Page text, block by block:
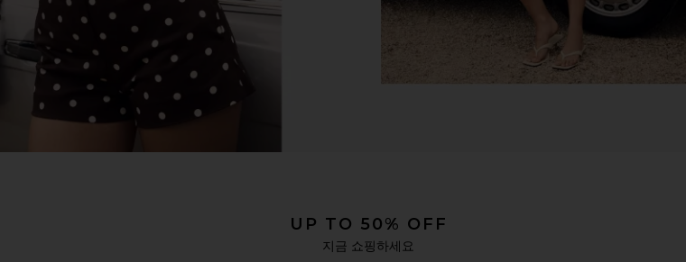
UP TO 50% OFF
지금 쇼핑하세요